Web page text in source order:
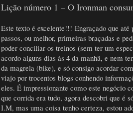
Lição número 1 – O Ironman
Este texto é excelente!!! Engraçado que
passos, ou melhor, primeiras braçadas e
poder conciliar os treinos (sem ter um
acordo alguns dias ás 4 da manhã, e nem
da magrela (bike), e só consigo acordar
viajo por trocentos blogs conhendo
eles. É impressionante como este negócio
que corrida era tudo, agora descobri que é
I.M, mas uma coisa tenho certeza, estou